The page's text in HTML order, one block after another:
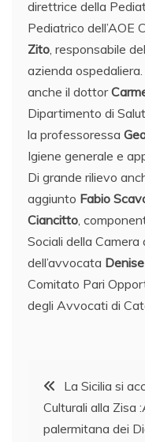
direttrice della
Pediatrico dell’AOE
Zito, responsabile
azienda
anche il dottor
Dipartimento di
la professoressa
Igiene generale e
Di grande rilievo
aggiunto Fabio
Ciancitto,
Sociali della Camera
dell’avvocata
Comitato Pari
degli Avvocati di
Navigazione
articoli
La Sicilia si
Culturali alla Zisa
palermitana dei